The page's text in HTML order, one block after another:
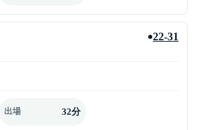
●22-31
出場 32分